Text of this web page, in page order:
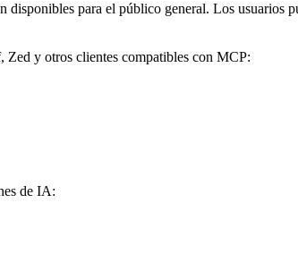
disponibles para el público general. Los usuarios
y otros clientes compatibles con MCP:
de IA: